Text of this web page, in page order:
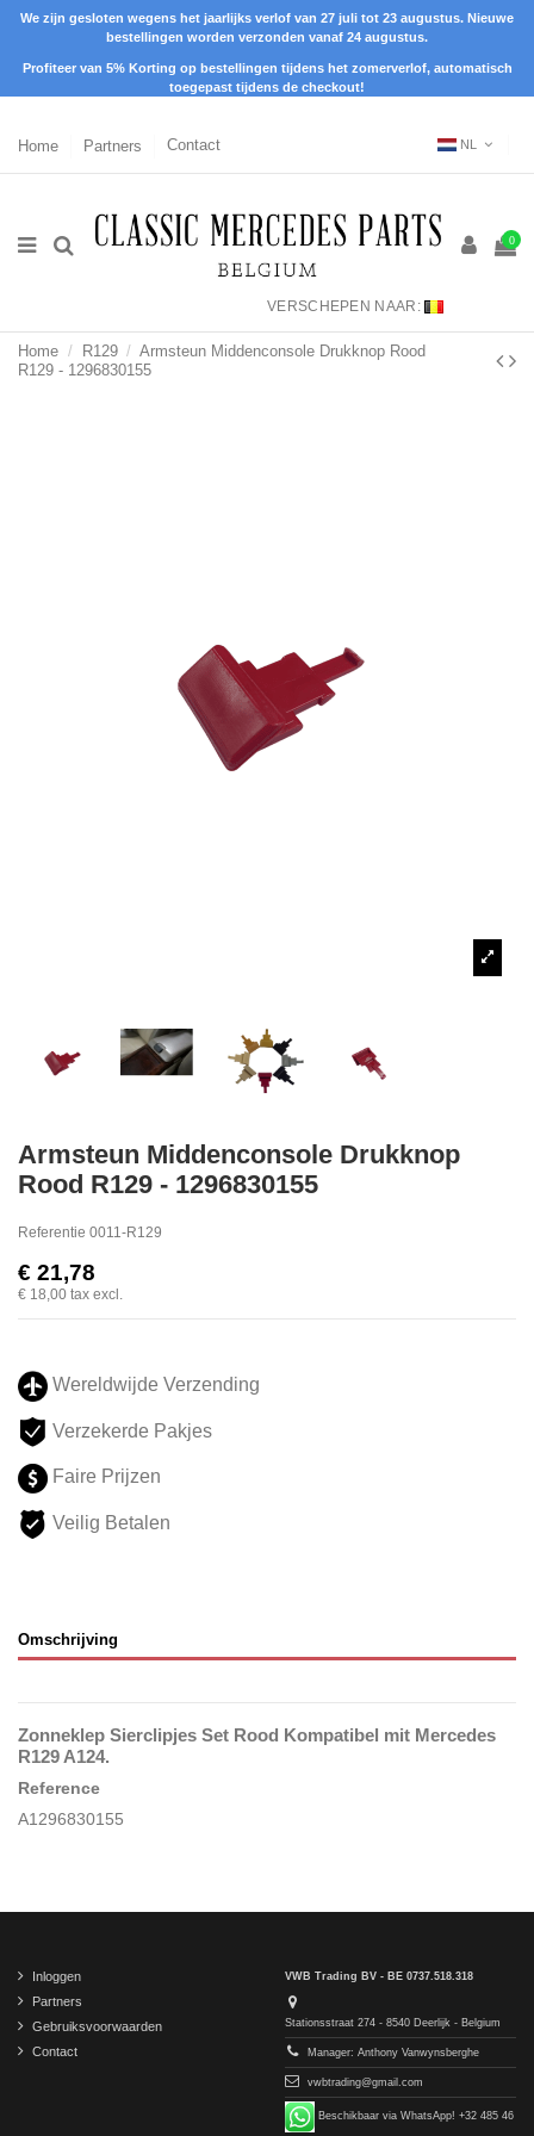
We zijn gesloten wegens het jaarlijks verlof van 27 juli tot 23 augustus. Nieuwe
bestellingen worden verzonden vanaf 24 augustus.
Profiteer van 5% Korting op bestellingen tijdens het zomerverlof, automatisch
toegepast tijdens de checkout!
Home Partners Contact NL
0
VERSCHEPEN NAAR:
Home R129
Armsteun Middenconsole Drukknop Rood
R129 - 1296830155
Armsteun Middenconsole Drukknop
Rood R129 - 1296830155
Referentie 0011-R129
€ 21,78
€ 18,00 tax excl.
Wereldwijde Verzending
Verzekerde Pakjes
Faire Prijzen
Veilig Betalen
Omschrijving
Zonneklep Sierclipjes Set Rood Kompatibel mit Mercedes
R129 A124.
Reference
A1296830155
Inloggen
Partners
Gebruiksvoorwaarden
Contact
VWB Trading BV - BE 0737.518.318
Stationsstraat 274 - 8540 Deerlijk - Belgium
Manager: Anthony Vanwynsberghe
vwbtrading@gmail.com
Beschikbaar via WhatsApp! +32 485 46